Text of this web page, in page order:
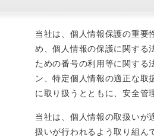
当社は、個人情報保護の重要
め、個人情報の保護に関する
ための番号の利用等に関する
ン、特定個人情報の適正な取
に取り扱うとともに、安全管
当社は、個人情報の取扱いが
扱いが行われるよう取り組ん